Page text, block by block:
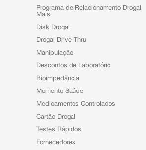
Programa de Relacionamento Drogal
Mais
Disk Drogal
Drogal Drive-Thru
Manipulação
Descontos de Laboratório
Bioimpedância
Momento Saúde
Medicamentos Controlados
Cartão Drogal
Testes Rápidos
Fornecedores